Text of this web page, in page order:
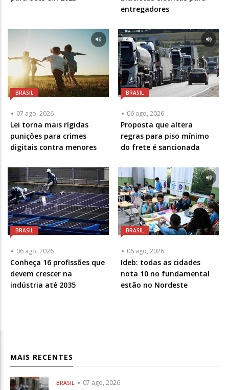
entregadores
BRASIL
07 ago, 2026
Lei torna mais rígidas
punições para crimes
digitais contra menores
BRASIL
06 ago, 2026
Proposta que altera
regras para piso mínimo
do frete é sancionada
BRASIL
06 ago, 2026
Conheça 16 profissões que
devem crescer na
indústria até 2035
BRASIL
06 ago, 2026
Ideb: todas as cidades
nota 10 no fundamental
estão no Nordeste
MAIS RECENTES
BRASIL 07 ago, 2026